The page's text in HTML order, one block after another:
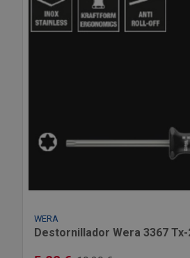
WERA
Destornillador Wera 3367 Tx-